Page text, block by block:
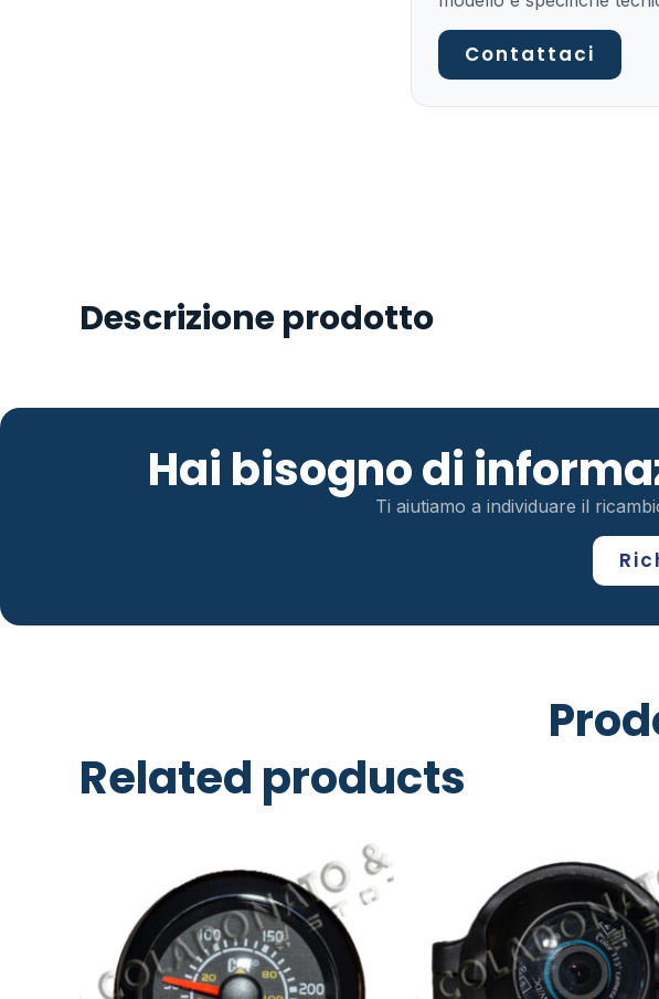
Contattaci
Descrizione prodotto
Hai bisogno di
Ti aiutiamo a individuare il
Related products